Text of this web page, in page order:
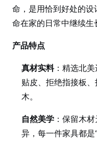
命，是用恰到好处的
命在家的日常中继续生
产品特点
真材实料：精选北
贴皮、拒绝指接板
木。
自然美学 ：保留木
异，每一件家具都是“